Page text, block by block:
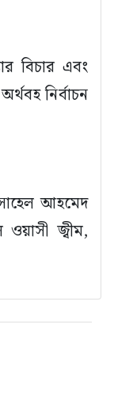
বিচার এবং
নির্বাচন
আহমেদ
জ্বীম,